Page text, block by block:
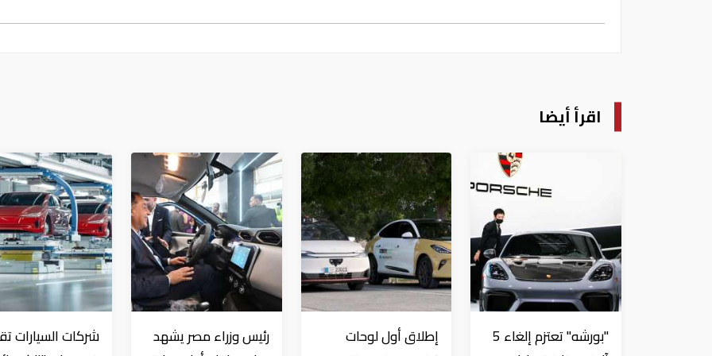
اقرأ أيضا
"بورشه" تعتزم إلغاء 5
إطلاق أول لوحات
رئيس وزراء مصر يشهد
شركات السيارات